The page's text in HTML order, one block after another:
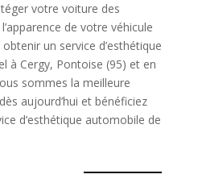
votre voiture des
de votre véhicule
un service d’esthétique
à Cergy, Pontoise (95) et en
sommes la meilleure
aujourd’hui et bénéficiez
d’esthétique automobile de